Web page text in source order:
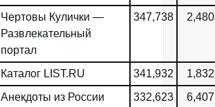
Чертовы Кулички —
Развлекательный
портал
347,738
Каталог LIST.RU 341,932
Анекдоты из России 332,623